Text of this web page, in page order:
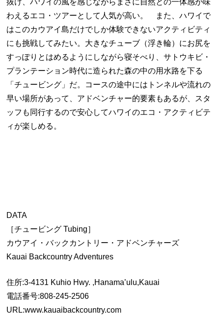
わえるエコ・ツアーとして人気が高い。 また、ハワイで
はこのカウアイ島だけでしか体験できないアクティビティ
にも挑戦してみたい。大きなチューブ（浮き輪）にお尻を
すっぽりとはめるようにしながら寝そべり、サトウキビ・
プランテーション時代に造られた森の中の用水路を下る
「チュービング」だ。コースの途中にはトンネルや流れの
早い場所があって、アドベンチャー的要素もあるが、スタ
ッフも同行するので安心してハワイのエコ・アクティビテ
ィが楽しめる。
DATA
［チュービング Tubing］
カウアイ・バックカントリー・アドベンチャーズ
Kauai Backcountry Adventures
住所:3-4131 Kuhio Hwy. ,Hanama’ulu,Kauai
電話番号:808-245-2506
URL:www.kauaibackcountry.com